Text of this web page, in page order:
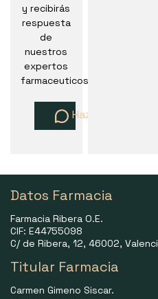
y recibirás
respuesta
de
nuestros
expertos
farmaceuticos
Haz una pregunta
Datos Farmacia
Farmacia Ribera O.E.
CIF: E44755098
C/ de Ribera, 12, 46002,
Titular Farmacia
Carmen Gimeno Siscar.